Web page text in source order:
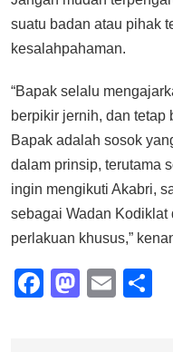
suatu badan atau pihak
kesalahpahaman.
“Bapak selalu
berpikir jernih, dan tetap
Bapak adalah sosok
dalam prinsip, terutama
ingin mengikuti Akabri,
sebagai Wadan Kodiklat
perlakuan khusus,”
Facebook
Email